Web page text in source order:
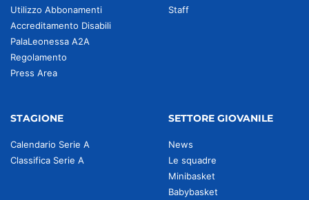
Utilizzo Abbonamenti
Accreditamento Disabili
PalaLeonessa A2A
Regolamento
Press Area
Staff
STAGIONE
Calendario Serie A
Classifica Serie A
SETTORE GIOVANILE
News
Le squadre
Minibasket
Babybasket